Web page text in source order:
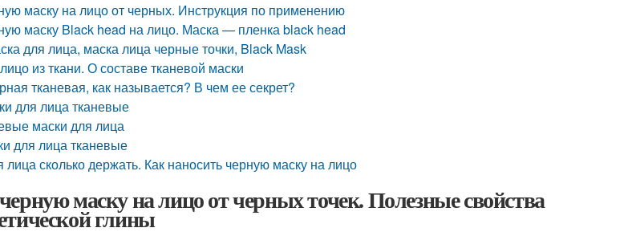
маску на лицо от черных. Инструкция по применению
маску Black head на лицо. Маска — пленка black head
для лица, маска лица черные точки, Black Mask
из ткани. О составе тканевой маски
тканевая, как называется? В чем ее секрет?
для лица тканевые
маски для лица
для лица тканевые
сколько держать. Как наносить черную маску на лицо
маску на лицо от черных точек. Полезные свойства
глины